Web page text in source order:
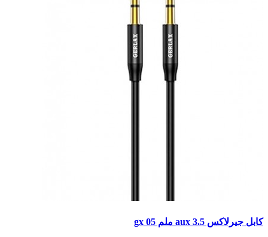
كابل جيرلاكس aux 3.5 ملم gx 05